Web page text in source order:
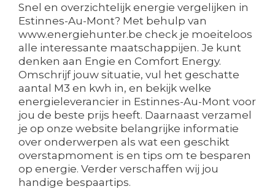
Snel en overzichtelijk energie vergelijken in
Estinnes-Au-Mont? Met behulp van
www.energiehunter.be check je moeiteloos
alle interessante maatschappijen. Je kunt
denken aan Engie en Comfort Energy.
Omschrijf jouw situatie, vul het geschatte
aantal M3 en kwh in, en bekijk welke
energieleverancier in Estinnes-Au-Mont voor
jou de beste prijs heeft. Daarnaast verzamel
je op onze website belangrijke informatie
over onderwerpen als wat een geschikt
overstapmoment is en tips om te besparen
op energie. Verder verschaffen wij jou
handige bespaartips.